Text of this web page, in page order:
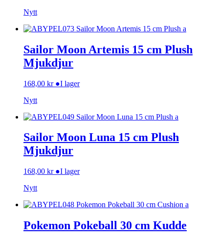
Nytt
Sailor Moon Artemis 15 cm Plush
Mjukdjur
168,00 kr ●I lager
Nytt
Sailor Moon Luna 15 cm Plush
Mjukdjur
168,00 kr ●I lager
Nytt
Pokemon Pokeball 30 cm Kudde